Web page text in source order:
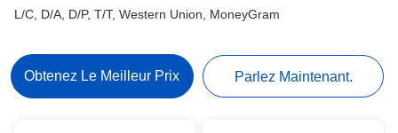
L/C, D/A, D/P, T/T, Western Union, MoneyGram
Obtenez Le Meilleur Prix Parlez Maintenant.